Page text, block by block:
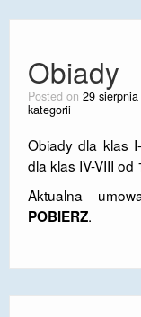
GALERIA
SPORT
DOSTĘPNOŚĆ
POLITYKA
EGZAMIN
STANDARDY
Obiady
Posted on 29
kategorii
Obiady dla klas
dla klas IV-VIII od
Aktualna
POBIERZ.